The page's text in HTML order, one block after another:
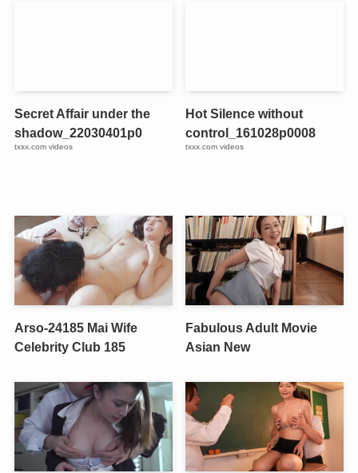
Secret Affair under the
shadow_22030401p0
txxx.com videos
Hot Silence without
control_161028p0008
txxx.com videos
Arso-24185 Mai Wife
Celebrity Club 185
Fabulous Adult Movie
Asian New